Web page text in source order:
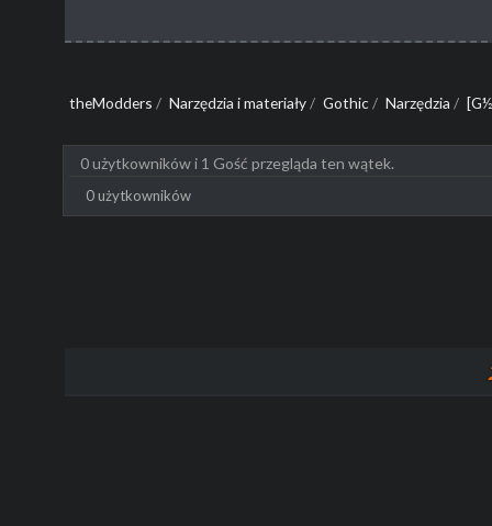
theModders / Narzędzia i materiały/ Gothic/ Narzędzia /
0 użytkowników i 1 Gość przegląda ten wątek.
0 użytkowników